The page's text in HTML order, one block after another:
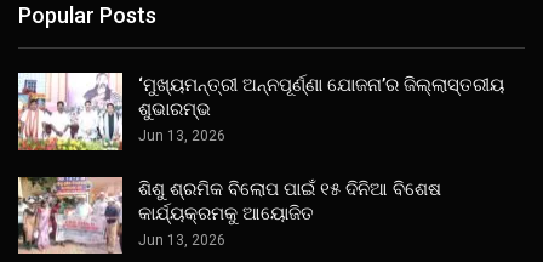
Popular Posts
‘ମୁଖ୍ୟମନ୍ତ୍ରୀ ଅନ୍ନପୂର୍ଣ୍ଣା ଯୋଜନା’ର ଜିଲ୍ଲାସ୍ତରୀୟ
ଶୁଭାରମ୍ଭ
Jun 13, 2026
ଶିଶୁ ଶ୍ରମିକ ବିଲୋପ ପାଇଁ ୧୫ ଦିନିଆ ବିଶେଷ
କାର୍ଯ୍ୟକ୍ରମକୁ ଆୟୋଜିତ
Jun 13, 2026